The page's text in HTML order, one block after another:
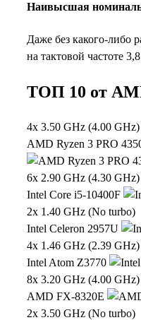
Наивысшая
Даже без какого-либо
на тактовой частоте
ТОП 10 от
4x 3.50 GHz (4.00
AMD Ryzen 3 PRO
6x 2.90 GHz (4.30
Intel Core i5-10400F
2x 1.40 GHz (No turbo)
Intel Celeron 2957U
4x 1.46 GHz (2.39 GHz)
Intel Atom Z3770
8x 3.20 GHz (4.00 GHz)
AMD FX-8320E
2x 3.50 GHz (No turbo)